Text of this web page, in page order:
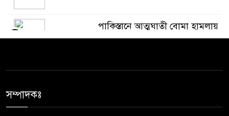
পাকিস্তানে আত্মঘাতী বোমা হামলায়
১২ জন সেনা সদস্যসহ ১৫ জন
সম্পাদকঃ